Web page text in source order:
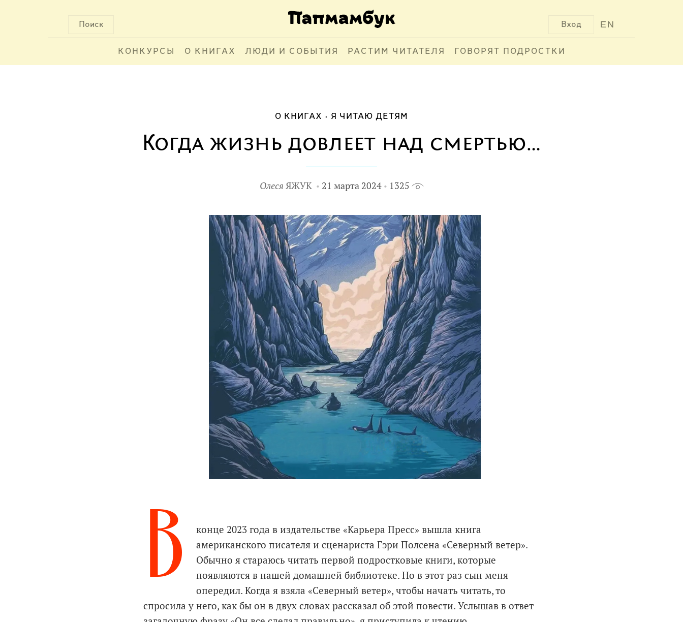
Поиск EN
Вход
КОНКУРСЫ О КНИГАХ ЛЮДИ И СОБЫТИЯ РАСТИМ ЧИТАТЕЛЯ ГОВОРЯТ ПОДРОСТКИ
О КНИГАХ Я ЧИТАЮ ДЕТЯМ
Когда жизнь довлеет над смертью…
Олеся ЯЖУК 21 марта 2024 1325
В
конце 2023 года в издательстве «Карьера Пресс» вышла книга
американского писателя и сценариста Гэри Полсена «Северный ветер».
Обычно я стараюсь читать первой подростковые книги, которые
появляются в нашей домашней библиотеке. Но в этот раз сын меня
опередил. Когда я взяла «Северный ветер», чтобы начать читать, то
спросила у него, как бы он в двух словах рассказал об этой повести. Услышав в ответ